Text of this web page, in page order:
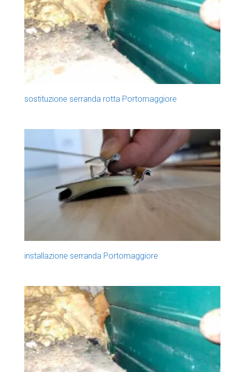
sostituzione serranda rotta Portomaggiore
installazione serranda Portomaggiore